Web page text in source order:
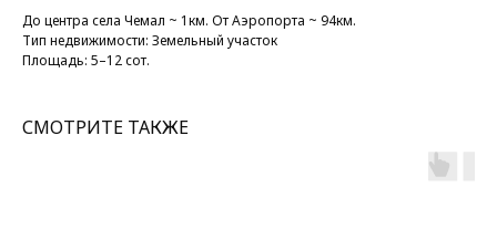
До центра села Чемал ~ 1км. От Аэропорта ~ 94км.
Тип недвижимости: Земельный участок
Площадь: 5–12 сот.
СМОТРИТЕ ТАКЖЕ